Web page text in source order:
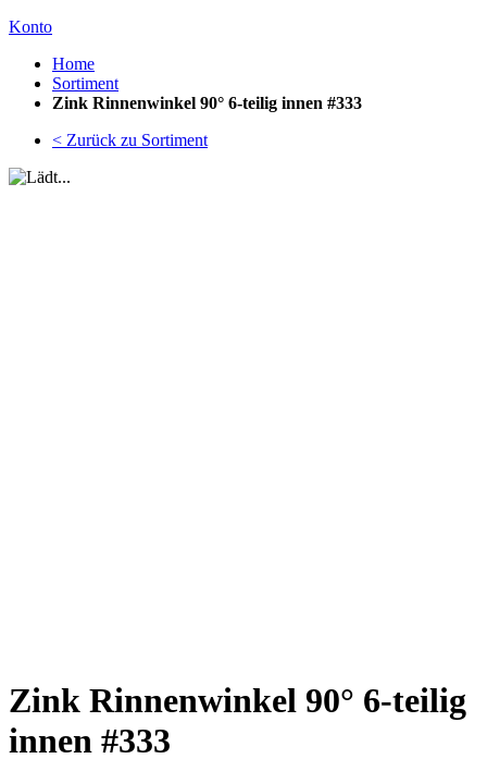
Konto
Home
Sortiment
Zink Rinnenwinkel 90° 6-teilig innen #333
< Zurück zu Sortiment
Zink Rinnenwinkel 90° 6-teilig
innen #333